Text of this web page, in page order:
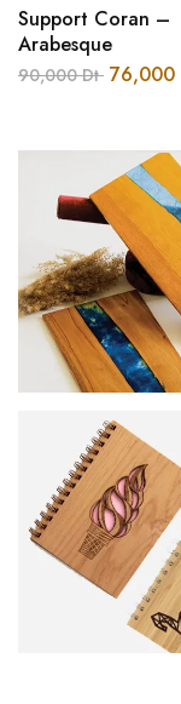
Support Coran –
Arabesque
90,000Dt 76,000